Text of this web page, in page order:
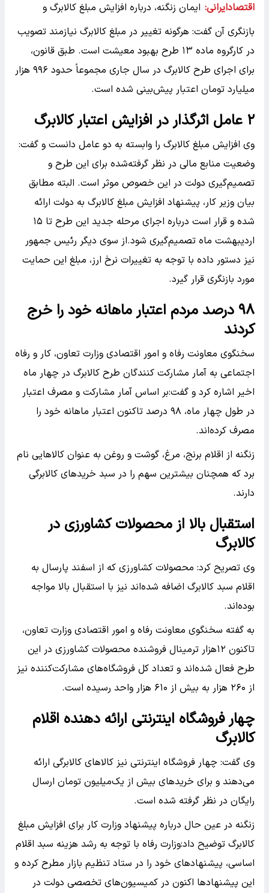
اقتصادایرانی: ایمان زنگنه، درباره افزایش مبلغ کالابرگ و
بازنگری آن گفت: هرگونه تغییر در مبلغ کالابرگ نیازمند تصویب
در کارگروه ماده ۱۳ طرح بهبود معیشت است. طبق قانون،
برای اجرای طرح کالابرگ در سال جاری مجموعاً حدود ۹۹۶ هزار
میلیارد تومان اعتبار پیش‌بینی شده است.
۲ عامل اثرگذار در افزایش اعتبار کالابرگ
وی افزایش مبلغ کالابرگ را وابسته به دو عامل دانست و گفت:
وضعیت منابع مالی در نظر گرفته‌شده برای این طرح و
تصمیم‌گیری دولت در این خصوص موثر است. البته مطابق
بیان وزیر کار، پیشنهاد افزایش مبلغ کالابرگ به دولت ارائه
شده و قرار است درباره اجرای مرحله جدید این طرح تا ۱۵
اردیبهشت ماه تصمیم‌گیری شود.از سوی دیگر رئیس جمهور
نیز دستور داده با توجه به تغییرات نرخ ارز، مبلغ این حمایت
مورد بازنگری قرار گیرد.
۹۸ درصد مردم اعتبار ماهانه خود را خرج
کردند
سخنگوی معاونت رفاه و امور اقتصادی وزارت تعاون، کار و رفاه
اجتماعی به آمار مشارکت کنندگان طرح کالابرگ در چهار ماه
اخیر اشاره کرد و گفت:بر اساس آمار مشارکت و مصرف اعتبار
در طول چهار ماه، ۹۸ درصد تاکنون اعتبار ماهانه خود را
مصرف کرده‌اند.
زنگنه از اقلام برنج، مرغ، گوشت و روغن به عنوان کالاهایی نام
برد که همچنان بیشترین سهم را در سبد خریدهای کالابرگی
دارند.
استقبال بالا از محصولات کشاورزی در
کالابرگ
وی تصریح کرد: محصولات کشاورزی که از اسفند پارسال به
اقلام سبد کالابرگ اضافه شده‌اند نیز با استقبال بالا مواجه
بوده‌اند.
به گفته سخنگوی معاونت رفاه و امور اقتصادی وزارت تعاون،
تاکنون ۱۲هزار ترمینال فروشنده محصولات کشاورزی در این
طرح فعال شده‌اند و تعداد کل فروشگاه‌های مشارکت‌کننده نیز
از ۲۶۰ هزار به بیش از ۶۱۰ هزار واحد رسیده است.
چهار فروشگاه اینترنتی ارائه دهنده اقلام
کالابرگ
وی گفت: چهار فروشگاه اینترنتی نیز کالاهای کالابرگی ارائه
می‌دهند و برای خریدهای بیش از یک‌میلیون تومان ارسال
رایگان در نظر گرفته شده است.
زنگنه در عین حال درباره پیشنهاد وزارت کار برای افزایش مبلغ
کالابرگ توضیح داد:وزارت رفاه با توجه به رشد هزینه سبد اقلام
اساسی، پیشنهادهای خود را در ستاد تنظیم بازار مطرح کرده و
این پیشنهادها اکنون در کمیسیون‌های تخصصی دولت در